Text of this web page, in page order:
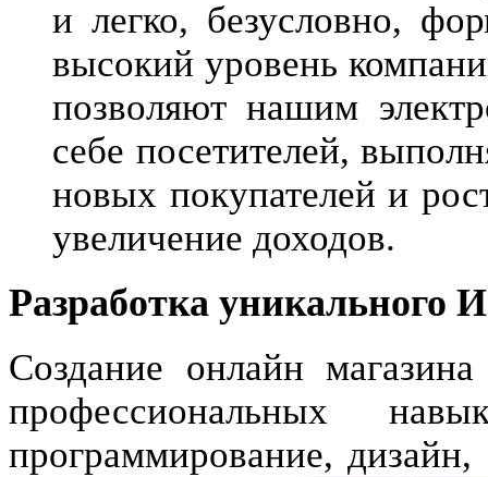
и легко, безусловно,
высокий уровень
позволяют нашим
себе посетителей,
новых покупателей и
увеличение доходов.
Разработка уникального
Создание онлайн
профессиональных
программирование,